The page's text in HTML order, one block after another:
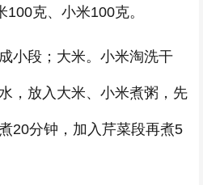
克、小米100克。
小段；大米。小米淘洗干
，放入大米、小米煮粥，先
20分钟，加入芹菜段再煮5